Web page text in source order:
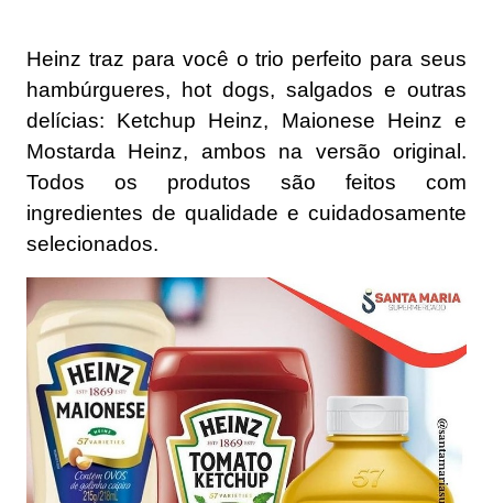
Heinz traz para você o trio perfeito para seus
hambúrgueres, hot dogs, salgados e outras
delícias: Ketchup Heinz, Maionese Heinz e
Mostarda Heinz, ambos na versão original.
Todos os produtos são feitos com
ingredientes de qualidade e cuidadosamente
selecionados.